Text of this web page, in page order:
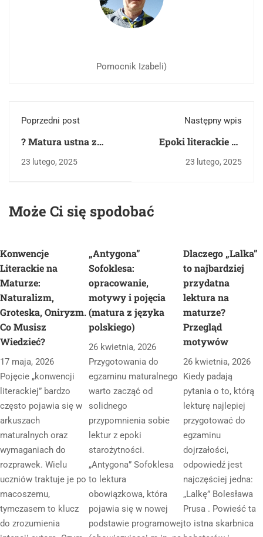
Pomocnik Izabeli)
Poprzedni post
? Matura ustna z
polskiego – Jak
23 lutego, 2025
Następny wpis
Epoki literackie do
matury z polskiego w
23 lutego, 2025
Może Ci się spodobać
Konwencje
Literackie na
Maturze:
Naturalizm,
Groteska, Oniryzm.
Co Musisz
Wiedzieć?
17 maja, 2026
Pojęcie „konwencji
literackiej” bardzo
często pojawia się w
arkuszach
maturalnych oraz
wymaganiach do
rozprawek. Wielu
uczniów traktuje je po
macoszemu,
tymczasem to klucz
do zrozumienia
„Antygona”
Sofoklesa:
opracowanie,
motywy i pojęcia
(matura z języka
polskiego)
26 kwietnia, 2026
Przygotowania do
egzaminu maturalnego
warto zacząć od
solidnego
przypomnienia sobie
lektur z epoki
starożytności.
„Antygona” Sofoklesa
to lektura
obowiązkowa, która
pojawia się w nowej
podstawie programowej
Dlaczego „Lalka”
to najbardziej
przydatna
lektura na
maturze?
Przegląd
motywów
26 kwietnia, 2026
Kiedy padają
pytania o to, którą
lekturę najlepiej
przygotować do
egzaminu
dojrzałości,
odpowiedź jest
najczęściej jedna:
„Lalkę” Bolesława
Prusa . Powieść ta
to istna skarbnica